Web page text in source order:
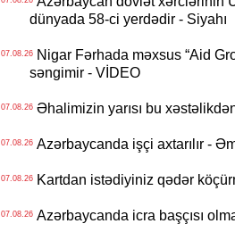
dünyada 58-ci yerdədir - Siyahı
07.08.26Nigar Fərhada məxsus “Aid
səngimir - VİDEO
07.08.26Əhalimizin yarısı bu
07.08.26Azərbaycanda işçi axtarılır -
07.08.26Kartdan istədiyiniz qədər
07.08.26Azərbaycanda icra başçısı